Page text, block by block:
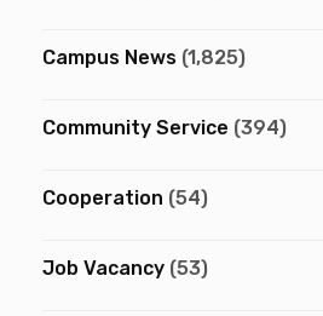
Campus News (1,825)
Community Service (394)
Cooperation (54)
Job Vacancy (53)